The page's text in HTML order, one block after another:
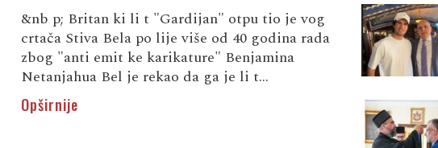
&nb p; Britan ki li t "Gardijan" otpu tio je vog
crtača Stiva Bela po lije više od 40 godina rada
zbog "anti emit ke karikature" Benjamina
Netanjahua Bel je rekao da ga je li t...
Opširnije